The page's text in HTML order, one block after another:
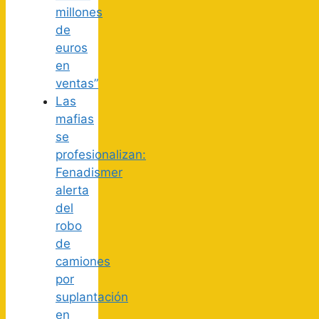
millones
de
euros
en
ventas”
Las
mafias
se
profesionalizan:
Fenadismer
alerta
del
robo
de
camiones
por
suplantación
en